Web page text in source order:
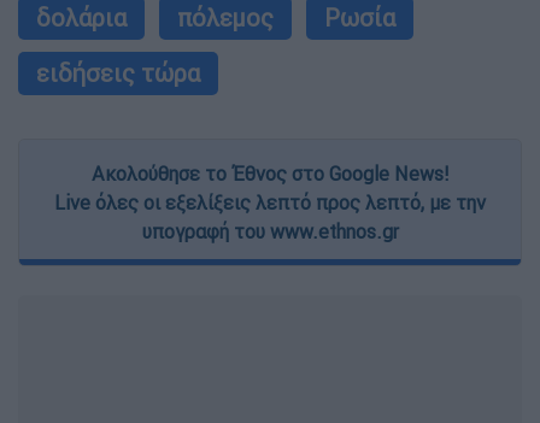
δολάρια
πόλεμος
Ρωσία
ειδήσεις τώρα
Ακολούθησε το Έθνος στο Google News!
Live όλες οι εξελίξεις λεπτό προς λεπτό, με την
υπογραφή του www.ethnos.gr